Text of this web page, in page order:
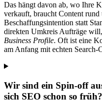
Das hängt davon ab, wo Ihre
verkauft, braucht Content
Beschaffungsintention statt
direkten Umkreis Aufträge
Business Profile. Oft ist eine
am Anfang mit echten Search-
Wir sind ein Spin-off
sich SEO schon so früh?